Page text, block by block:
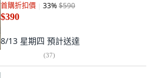
首購折扣價 33%$590
$390
8/13 星期四 預計送達
(37)